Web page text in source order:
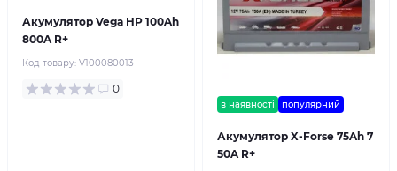
Акумулятор Vega HP 100Ah
800A R+
Код товару: V100080013
0
в наявності популярний
Акумулятор X-Forse 75Ah 7
50A R+